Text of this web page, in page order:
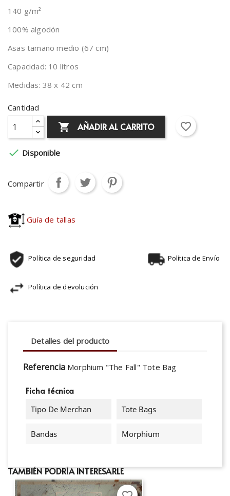
140 g/m²
100% algodón
Asas tamaño medio (67 cm)
Capacidad: 10 litros
Medidas: 38 x 42 cm
Cantidad
 AÑADIR AL CARRITO favorite_border
 Disponible
Compartir
Guía de tallas
Política de seguridad Política de Envío
Política de devolución
Detalles del producto
Referencia Morphium "The Fall" Tote Bag
Ficha técnica
Tipo De Merchan Tote Bags
Bandas Morphium
TAMBIÉN PODRÍA INTERESARLE